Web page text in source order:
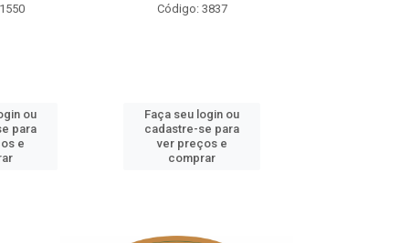
ou
para
e
Código: 3837
Faça seu login ou
cadastre-se para
ver preços e
comprar